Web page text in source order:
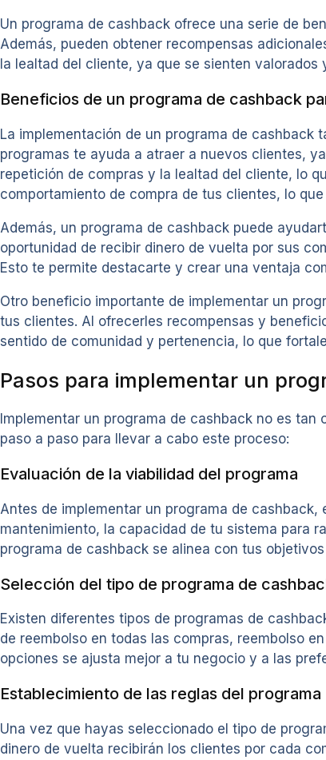
Un programa de cashback ofrece una serie de
Además, pueden obtener recompensas
la lealtad del cliente, ya que se sienten valorados
Beneficios de un programa de cashback
La implementación de un programa de cashback
programas te ayuda a atraer a nuevos clientes,
repetición de compras y la lealtad del cliente, lo
comportamiento de compra de tus clientes, lo
Además, un programa de cashback puede
oportunidad de recibir dinero de vuelta por sus
Esto te permite destacarte y crear una ventaja
Otro beneficio importante de implementar un
tus clientes. Al ofrecerles recompensas y
sentido de comunidad y pertenencia, lo que
Pasos para implementar un
Implementar un programa de cashback no es
paso a paso para llevar a cabo este proceso:
Evaluación de la viabilidad del programa
Antes de implementar un programa de
mantenimiento, la capacidad de tu sistema para
programa de cashback se alinea con tus
Selección del tipo de programa de
Existen diferentes tipos de programas de
de reembolso en todas las compras, reembolso
opciones se ajusta mejor a tu negocio y a las
Establecimiento de las reglas del programa
Una vez que hayas seleccionado el tipo de
dinero de vuelta recibirán los clientes por cada